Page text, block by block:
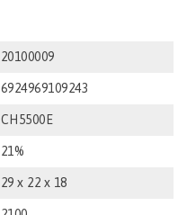
20100009
6924969109243
CH5500E
21%
29 x 22 x 18